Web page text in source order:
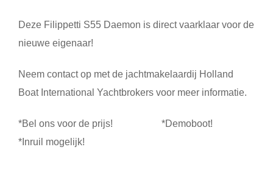
Deze Filippetti S55 Daemon is direct vaarklaar voor de
nieuwe eigenaar!
Neem contact op met de jachtmakelaardij Holland
Boat International Yachtbrokers voor meer informatie.
*Bel ons voor de prijs! *Demoboot!
*Inruil mogelijk!